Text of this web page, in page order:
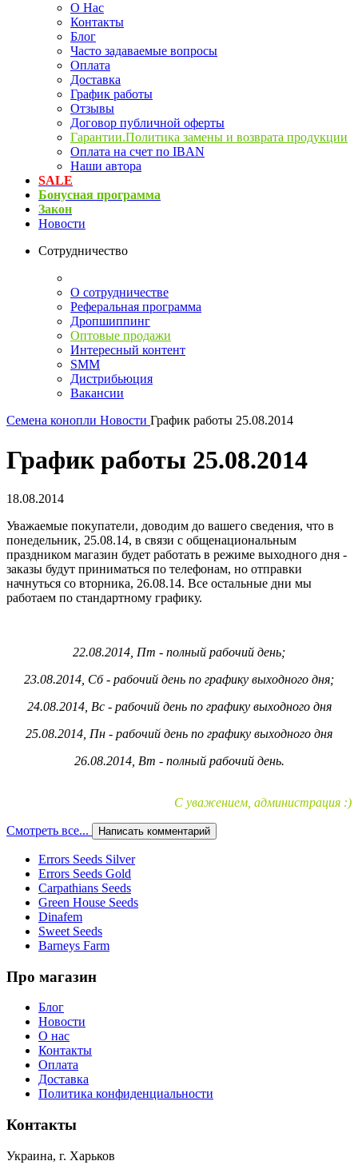
О Нас
Контакты
Блог
Часто задаваемые вопросы
Оплата
Доставка
График работы
Отзывы
Договор публичной оферты
Гарантии.Политика замены и возврата продукции
Оплата на счет по IBAN
Наши автора
SALE
Бонусная программа
Закон
Новости
Сотрудничество
О сотрудничестве
Реферальная программа
Дропшиппинг
Оптовые продажи
Интересный контент
SMM
Дистрибьюция
Вакансии
Семена конопли Новости График работы 25.08.2014
График работы 25.08.2014
18.08.2014
Уважаемые покупатели, доводим до вашего сведения, что в
понедельник, 25.08.14, в связи с общенациональным
праздником магазин будет работать в режиме выходного дня -
заказы будут приниматься по телефонам, но отправки
начнуться со вторника, 26.08.14. Все остальные дни мы
работаем по стандартному графику.
22.08.2014, Пт - полный рабочий день;
23.08.2014, Сб - рабочий день по графику выходного дня;
24.08.2014, Вс - рабочий день по графику выходного дня
25.08.2014, Пн - рабочий день по графику выходного дня
26.08.2014, Вт - полный рабочий день.
С уважением, администрация :)
Смотреть все... Написать комментарий
Errors Seeds Silver
Errors Seeds Gold
Carpathians Seeds
Green House Seeds
Dinafem
Sweet Seeds
Barneys Farm
Про магазин
Блог
Новости
О нас
Контакты
Оплата
Доставка
Политика конфиденциальности
Контакты
Украина, г. Харьков